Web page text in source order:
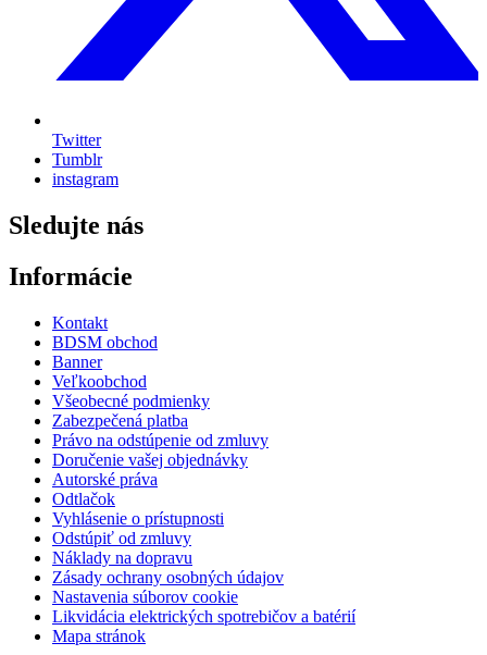
Twitter
Tumblr
instagram
Sledujte nás
Informácie
Kontakt
BDSM obchod
Banner
Veľkoobchod
Všeobecné podmienky
Zabezpečená platba
Právo na odstúpenie od zmluvy
Doručenie vašej objednávky
Autorské práva
Odtlačok
Vyhlásenie o prístupnosti
Odstúpiť od zmluvy
Náklady na dopravu
Zásady ochrany osobných údajov
Nastavenia súborov cookie
Likvidácia elektrických spotrebičov a batérií
Mapa stránok